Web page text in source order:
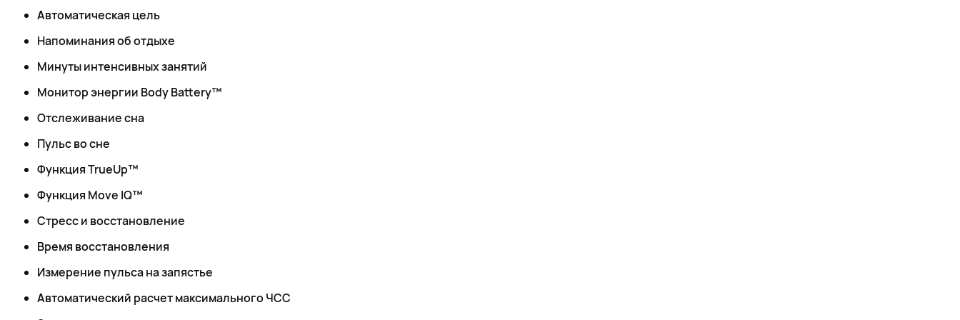
Автоматическая цель
Напоминания об отдыхе
Минуты интенсивных занятий
Монитор энергии Body Battery™
Отслеживание сна
Пульс во сне
Функция TrueUp™
Функция Move IQ™
Стресс и восстановление
Время восстановления
Измерение пульса на запястье
Автоматический расчет максимального ЧСС